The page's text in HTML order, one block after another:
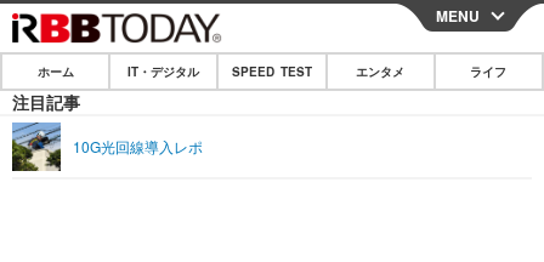
CLOSE
ホーム
IT・デジタル
MENU
ホーム IT・デジタル SPEED TEST エンタメ ライフ
注目記事
10G光回線導入レポ